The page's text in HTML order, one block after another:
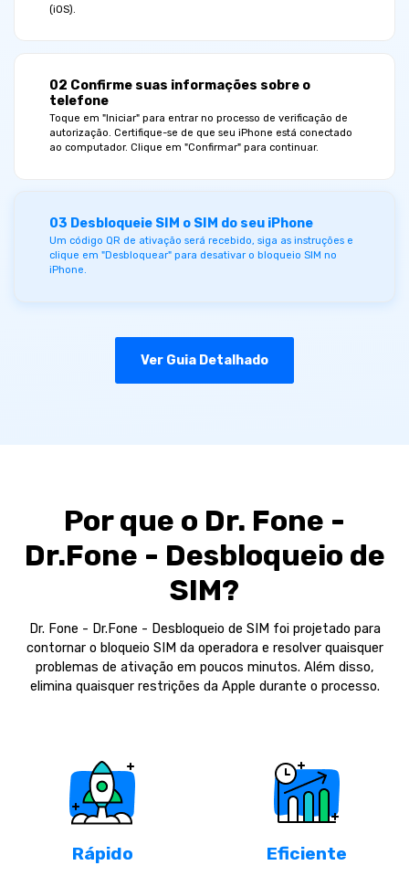
(iOS).
02 Confirme suas informações sobre o
telefone
Toque em "Iniciar" para entrar no processo de verificação de
autorização. Certifique-se de que seu iPhone está conectado
ao computador. Clique em "Confirmar" para continuar.
03 Desbloqueie SIM o SIM do seu iPhone
Um código QR de ativação será recebido, siga as instruções e
clique em "Desbloquear" para desativar o bloqueio SIM no
iPhone.
Ver Guia Detalhado
Por que o Dr. Fone -
Dr.Fone - Desbloqueio de
SIM?
Dr. Fone - Dr.Fone - Desbloqueio de SIM foi projetado para
contornar o bloqueio SIM da operadora e resolver quaisquer
problemas de ativação em poucos minutos. Além disso,
elimina quaisquer restrições da Apple durante o processo.
Rápido Eficiente